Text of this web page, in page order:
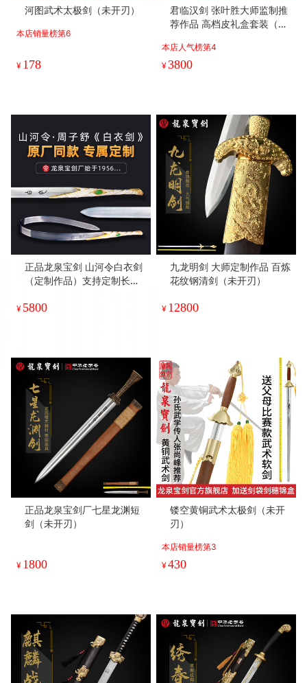
河图武术太极剑（未开刃）
本店销量榜第6
¥ 178
君临汉剑 张叶胜大师监制推
荐作品 高档皮礼盒套装（未
本店人气榜第4
¥3800
正品龙泉宝剑 山河令白衣剑
（定制作品）支持定制长度
¥ 5800
九龙明剑 大师定制作品 百炼
花纹钢清剑（未开刃）
¥ 12800
正品龙泉宝剑厂七星龙渊短
剑（未开刃）
¥ 1800
镂空黄铜武术太极剑（未开
刃）
本店销量榜第3
¥430